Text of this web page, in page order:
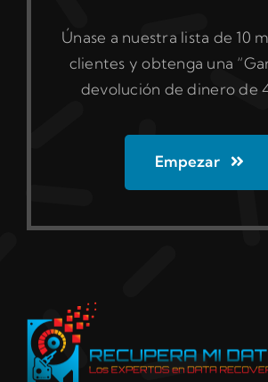
Únase a nuestra lista de 10
clientes y obtenga una
devolución de dinero de
Empezar